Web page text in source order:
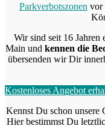
Parkverbotszonen vor
Wir sind seit 16 Jahren
Main und kennen die
übersenden wir Dir
Kostenloses Angebot
Kennst Du schon unsere
Hier bestimmst Du